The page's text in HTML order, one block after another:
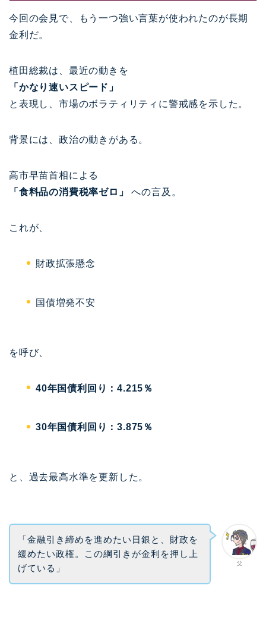
今回の会見で、もう一つ強い言葉が使われたのが長期
金利だ。
植田総裁は、最近の動きを
「かなり速いスピード」
と表現し、市場のボラティリティに警戒感を示した。
背景には、政治の動きがある。
高市早苗首相による
「食料品の消費税率ゼロ」
への言及。
これが、
財政拡張懸念
国債増発不安
を呼び、
40年国債利回り：4.215％
30年国債利回り：3.875％
と、過去最高水準を更新した。
父
「金融引き締めを進めたい日銀と、財政を
緩めたい政権。この綱引きが金利を押し上
げている」